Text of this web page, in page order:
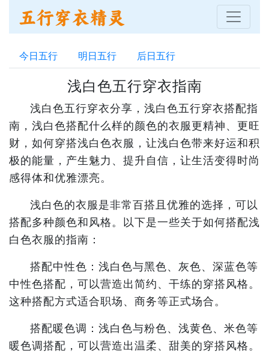
今日五行 明日五行 后日五行
浅白色五行穿衣指南
浅白色五行穿衣分享，浅白色五行穿衣搭配指
南，浅白色搭配什么样的颜色的衣服更精神、更旺
财，如何穿搭浅白色衣服，让浅白色带来好运和积
极的能量，产生魅力、提升自信，让生活变得时尚
感得体和优雅漂亮。
浅白色的衣服是非常百搭且优雅的选择，可以
搭配多种颜色和风格。以下是一些关于如何搭配浅
白色衣服的指南：
搭配中性色：浅白色与黑色、灰色、深蓝色等
中性色搭配，可以营造出简约、干练的穿搭风格。
这种搭配方式适合职场、商务等正式场合。
搭配暖色调：浅白色与粉色、浅黄色、米色等
暖色调搭配，可以营造出温柔、甜美的穿搭风格。